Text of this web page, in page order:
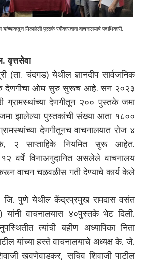
मिळालेली पुस्तके स्वीकारताना वाचनालयाचे पदाधिकारी.
वृत्तसेवा
चंदगड) येथील ज्ञानदीप सार्वजनिक
देणगीचा ओघ सुरु सुरूच आहे. सन २०२३
ग्रामस्थांच्या देणगीतून २०० पुस्तके जमा
झालेल्या पुस्तकांची संख्या आता १८००
देणगीतूनच वाचनालयात रोज ४
२ साप्ताहिके नियमित सुरू आहेत.
वर्षे विनाअनुदानित असलेले वाचनालय
वाचन चळवळीस गती देण्याचे कार्य केले
पुणे येथील केंद्रप्रमुख रामदास वसंत
यांनी वाचनालयास ४०पुस्तके भेट दिली.
त्यांची बहीण अध्यापिका निता
यांच्या हस्ते वाचनालयाचे अध्यक्ष के. जे.
खवणेवाडकर, सचिव शिवाजी पाटील